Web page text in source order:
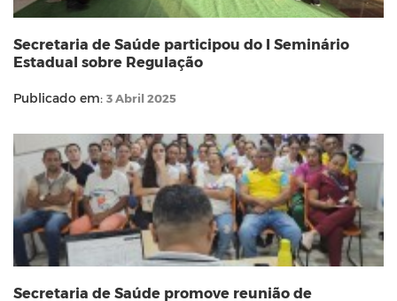
Secretaria de Saúde participou do I Seminário
Estadual sobre Regulação
Publicado em: 3 Abril 2025
Secretaria de Saúde promove reunião de